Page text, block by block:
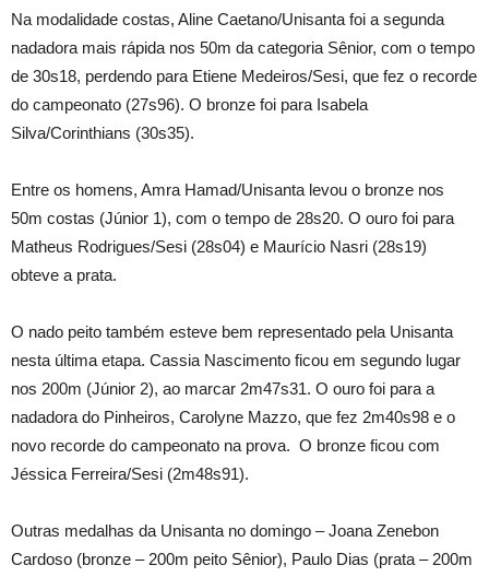
Na modalidade costas, Aline Caetano/Unisanta foi a segunda
nadadora mais rápida nos 50m da categoria Sênior, com o tempo
de 30s18, perdendo para Etiene Medeiros/Sesi, que fez o recorde
do campeonato (27s96). O bronze foi para Isabela
Silva/Corinthians (30s35).
Entre os homens, Amra Hamad/Unisanta levou o bronze nos
50m costas (Júnior 1), com o tempo de 28s20. O ouro foi para
Matheus Rodrigues/Sesi (28s04) e Maurício Nasri (28s19)
obteve a prata.
O nado peito também esteve bem representado pela Unisanta
nesta última etapa. Cassia Nascimento ficou em segundo lugar
nos 200m (Júnior 2), ao marcar 2m47s31. O ouro foi para a
nadadora do Pinheiros, Carolyne Mazzo, que fez 2m40s98 e o
novo recorde do campeonato na prova. O bronze ficou com
Jéssica Ferreira/Sesi (2m48s91).
Outras medalhas da Unisanta no domingo – Joana Zenebon
Cardoso (bronze – 200m peito Sênior), Paulo Dias (prata – 200m